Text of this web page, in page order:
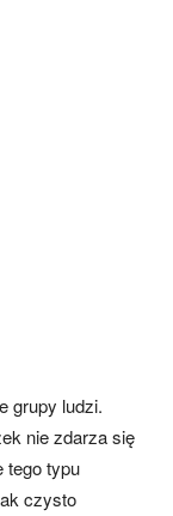
grupy ludzi.
nie zdarza się
tego typu
czysto